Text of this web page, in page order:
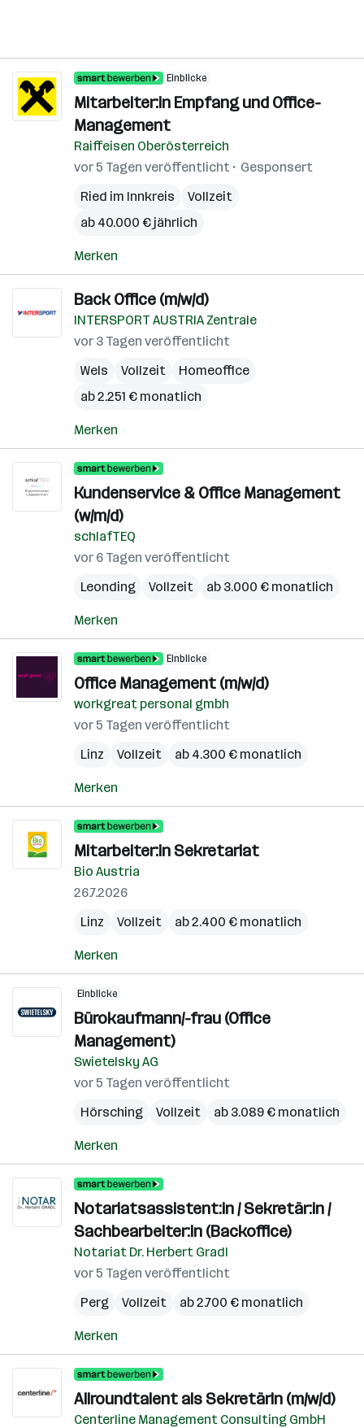
Einblicke
Mitarbeiter:in Empfang und Office-
Management
Raiffeisen Oberösterreich
vor 5 Tagen veröffentlicht
Gesponsert
Ried im Innkreis
Vollzeit
ab 40.000 € jährlich
Merken
Back Office (m/w/d)
INTERSPORT AUSTRIA Zentrale
vor 3 Tagen veröffentlicht
Wels
Vollzeit
Homeoffice
ab 2.251 € monatlich
Merken
Kundenservice & Office Management
(w/m/d)
schlafTEQ
vor 6 Tagen veröffentlicht
Leonding
Vollzeit ab 3.000 € monatlich
Merken
Einblicke
Office Management (m/w/d)
workgreat personal gmbh
vor 5 Tagen veröffentlicht
Linz
Vollzeit ab 4.300 € monatlich
Merken
Mitarbeiter:in Sekretariat
Bio Austria
26.7.2026
Linz
Vollzeit ab 2.400 € monatlich
Merken
Einblicke
Bürokaufmann/-frau (Office
Management)
Swietelsky AG
vor 5 Tagen veröffentlicht
Hörsching
Vollzeit ab 3.089 € monatlich
Merken
Notariatsassistent:in / Sekretär:in /
Sachbearbeiter:in (Backoffice)
Notariat Dr. Herbert Gradl
vor 5 Tagen veröffentlicht
Perg
Vollzeit ab 2.700 € monatlich
Merken
Allroundtalent als SekretärIn (m/w/d)
Centerline Management Consulting GmbH